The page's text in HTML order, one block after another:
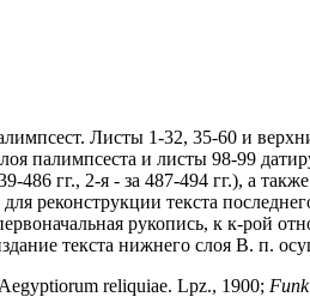
Листы 1-32, 35-60 и
палимпсеста и листы 98-99
гг., 2-я - за 487-494 гг.), а
реконструкции текста
рукопись, к к-рой
текста нижнего слоя В. п.
reliquiae. Lpz., 1900; Funk